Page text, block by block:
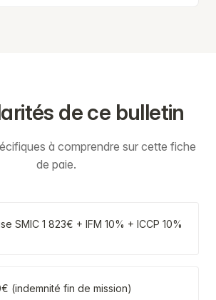
de ce bulletin
à comprendre sur cette fiche
de paie.
SMIC 1 823€ + IFM 10% + ICCP 10%
(indemnité fin de mission)